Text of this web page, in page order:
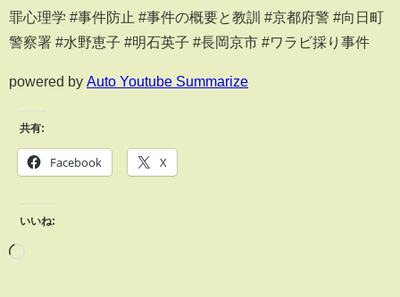
罪心理学 #事件防止 #事件の概要と教訓 #京都府警 #向日町
警察署 #水野恵子 #明石英子 #長岡京市 #ワラビ採り事件
powered by Auto Youtube Summarize
共有:
Facebook X
いいね: